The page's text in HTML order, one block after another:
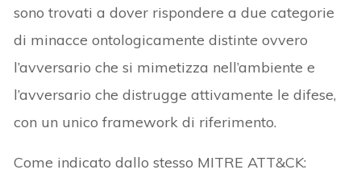
sono trovati a dover rispondere a due categorie
di minacce ontologicamente distinte ovvero
l’avversario che si mimetizza nell’ambiente e
l’avversario che distrugge attivamente le difese,
con un unico framework di riferimento.
Come indicato dallo stesso MITRE ATT&CK: